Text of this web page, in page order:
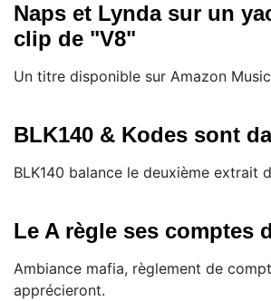
Naps et Lynda sur un
clip de "V8"
Un titre disponible sur Amazon
BLK140 & Kodes sont
BLK140 balance le deuxième extrait
Le A règle ses comptes
Ambiance mafia, règlement de
apprécieront.